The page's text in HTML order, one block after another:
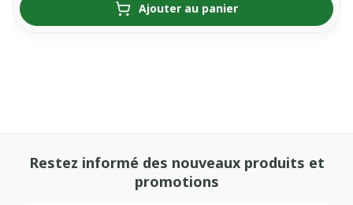
Ajouter au panier
Restez informé des nouveaux produits et
promotions